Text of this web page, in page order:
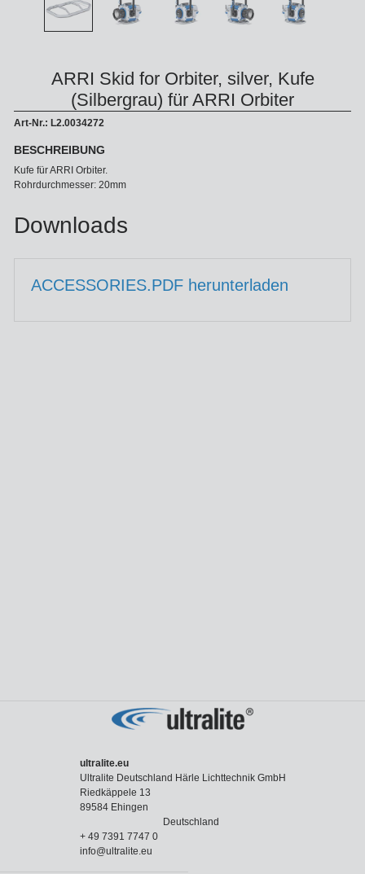
ARRI Skid for Orbiter, silver, Kufe
(Silbergrau) für ARRI Orbiter
Art-Nr.: L2.0034272
BESCHREIBUNG
Kufe für ARRI Orbiter.
Rohrdurchmesser: 20mm
Downloads
ACCESSORIES.PDF herunterladen
ultralite.eu
Ultralite Deutschland Härle Lichttechnik GmbH
Riedkäppele 13
89584 Ehingen
Deutschland
+ 49 7391 7747 0
info@ultralite.eu